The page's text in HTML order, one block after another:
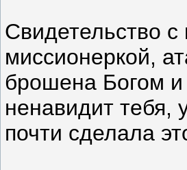
Свидетельство
миссионеркой,
брошена Богом и
ненавидит тебя,
почти сделала